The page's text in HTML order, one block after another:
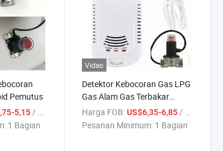
Pemutus
5,15/ Bagian
1 Bagian
Video
Detektor Kebocoran Gas LPG
Gas Alam Gas Terbakar
Mandiri Sumring Alarm
Hubungkan Katup Pemutus
Harga FOB: US$6,35-6,85/ Bagian
Pesanan Minimum: 1 Bagian